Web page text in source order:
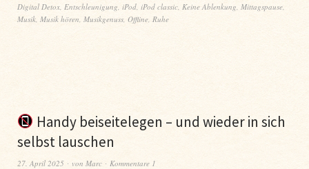
Digital Detox Entschleunigung iPod iPod classic Keine Ablenkung Mittagspause
Musik Musik hören Musikgenuss Offline Ruhe
Handy beiseitelegen – und wieder in sich
selbst lauschen
27. April 2025 von Marc Kommentare 1